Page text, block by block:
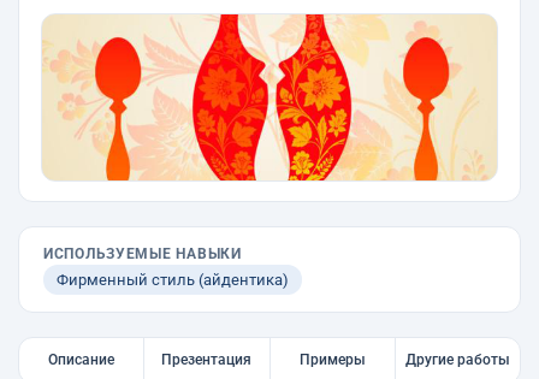
ИСПОЛЬЗУЕМЫЕ НАВЫКИ
Фирменный стиль (айдентика)
Описание Презентация Примеры Другие работы